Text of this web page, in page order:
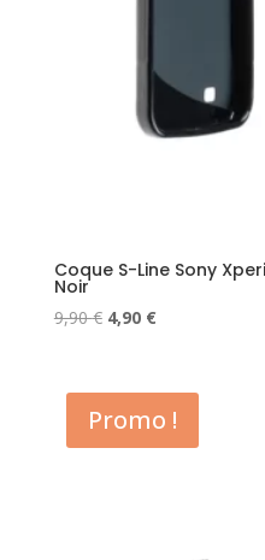
Coque S-Line Sony
Noir
9,90€ Le
était :
9,90 €.
4,90 €Le
est :
4,90 €.
Promo !